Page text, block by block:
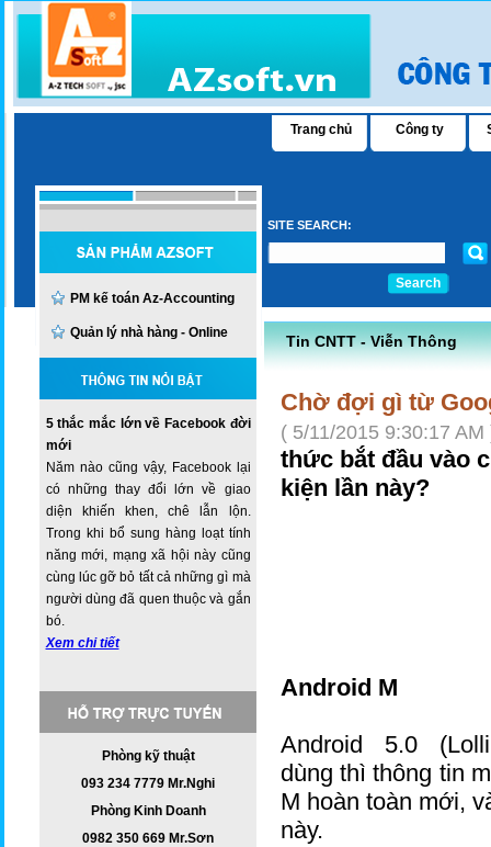
Trang chủ Công ty
SITE SEARCH:
Search
PM kế toán Az-Accounting
Quản lý nhà hàng - Online
5 thắc mắc lớn về Facebook đời
mới
Năm nào cũng vậy, Facebook lại
có những thay đổi lớn về giao
diện khiến khen, chê lẫn lộn.
Trong khi bổ sung hàng loạt tính
năng mới, mạng xã hội này cũng
cùng lúc gỡ bỏ tất cả những gì mà
người dùng đã quen thuộc và gắn
bó.
Xem chi tiết
Phòng kỹ thuật
093 234 7779 Mr.Nghi
Phòng Kinh Doanh
0982 350 669 Mr.Sơn
Tin CNTT - Viễn Thông
Chờ đợi gì từ
( 5/11/2015 9:30:17 AM
thức bắt đầu vào
kiện lần này?
Android M
Android 5.0
dùng thì thông tin
M hoàn toàn mới,
này.